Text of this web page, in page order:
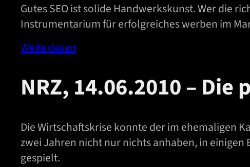
Gutes SEO ist solide Handwerkskunst. Wer die
Instrumentarium für erfolgreiches werben im
Weiterlesen
NRZ, 14.06.2010 –
Die Wirtschaftskrise konnte der im ehemaligen
zwei Jahren nicht nur nichts anhaben, in
gespielt.